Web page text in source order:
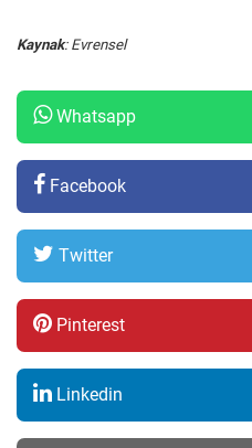
Kaynak: Evrensel
Whatsapp
Facebook
Twitter
Pinterest
Linkedin